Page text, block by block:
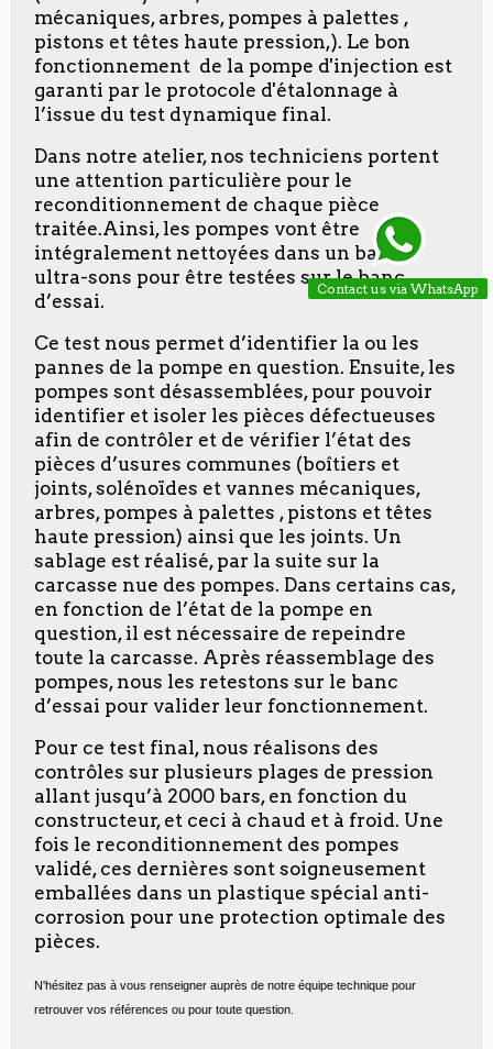
mécaniques, arbres, pompes à palettes ,
pistons et têtes haute pression,). Le bon
fonctionnement de la pompe d'injection est
garanti par le protocole d'étalonnage à
l’issue du test dynamique final.
Dans notre atelier, nos techniciens portent
une attention particulière pour le
reconditionnement de chaque pièce
traitée.Ainsi, les pompes vont être
intégralement nettoyées dans un bain à
ultra-sons pour être testées sur le banc
d’essai.
Ce test nous permet d’identifier la ou les
pannes de la pompe en question. Ensuite, les
pompes sont désassemblées, pour pouvoir
identifier et isoler les pièces défectueuses
afin de contrôler et de vérifier l’état des
pièces d’usures communes (boîtiers et
joints, solénoïdes et vannes mécaniques,
arbres, pompes à palettes , pistons et têtes
haute pression) ainsi que les joints. Un
sablage est réalisé, par la suite sur la
carcasse nue des pompes. Dans certains cas,
en fonction de l’état de la pompe en
question, il est nécessaire de repeindre
toute la carcasse. Après réassemblage des
pompes, nous les retestons sur le banc
d’essai pour valider leur fonctionnement.
Pour ce test final, nous réalisons des
contrôles sur plusieurs plages de pression
allant jusqu’à 2000 bars, en fonction du
constructeur, et ceci à chaud et à froid. Une
fois le reconditionnement des pompes
validé, ces dernières sont soigneusement
emballées dans un plastique spécial anti-
corrosion pour une protection optimale des
pièces.
N'hésitez pas à vous renseigner auprès de notre équipe technique pour
retrouver vos références ou pour toute question.
Contact us via WhatsApp